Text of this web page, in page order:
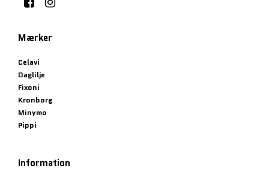
Mærker
Celavi
Daglilje
Fixoni
Kronborg
Minymo
Pippi
Information